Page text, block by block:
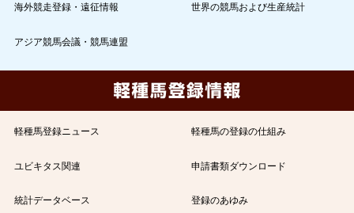
海外競走登録・遠征情報 世界の競馬および生産統計
アジア競馬会議・競馬連盟
軽種馬登録ニュース 軽種馬の登録の仕組み
ユビキタス関連 申請書類ダウンロード
統計データベース 登録のあゆみ